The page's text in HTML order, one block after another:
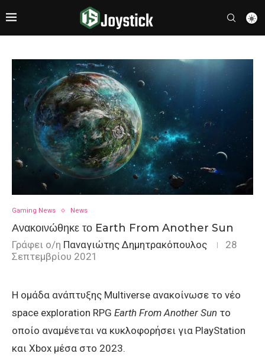
Gaming News News
Ανακοινώθηκε το Earth From Another Sun
Γράφει ο/η Παναγιώτης Δημητρακόπουλος
28
Σεπτεμβρίου 2021
H ομάδα ανάπτυξης Multiverse ανακοίνωσε το νέο
space exploration RPG Earth From Another Sun το
οποίο αναμένεται να κυκλοφορήσει για PlayStation
και Xbox μέσα στο 2023.